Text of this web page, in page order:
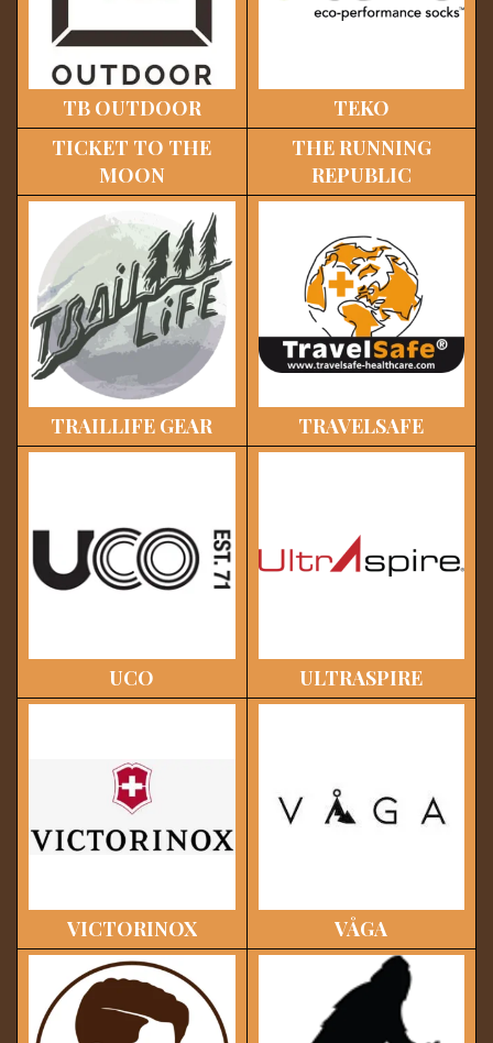
TB OUTDOOR
TEKO
TICKET TO THE
MOON
THE RUNNING
REPUBLIC
TRAILLIFE GEAR TRAVELSAFE
UCO ULTRASPIRE
VICTORINOX VÅGA